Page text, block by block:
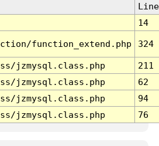
Line
14
function_extend.php 324
jzmysql.class.php
211
jzmysql.class.php
62
jzmysql.class.php
94
jzmysql.class.php 76